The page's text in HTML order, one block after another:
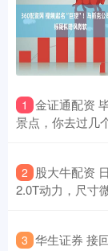
1 金证通配资
景点，你去过几
2 股大牛配资
2.0T动力，尺寸
3 华生证券 接